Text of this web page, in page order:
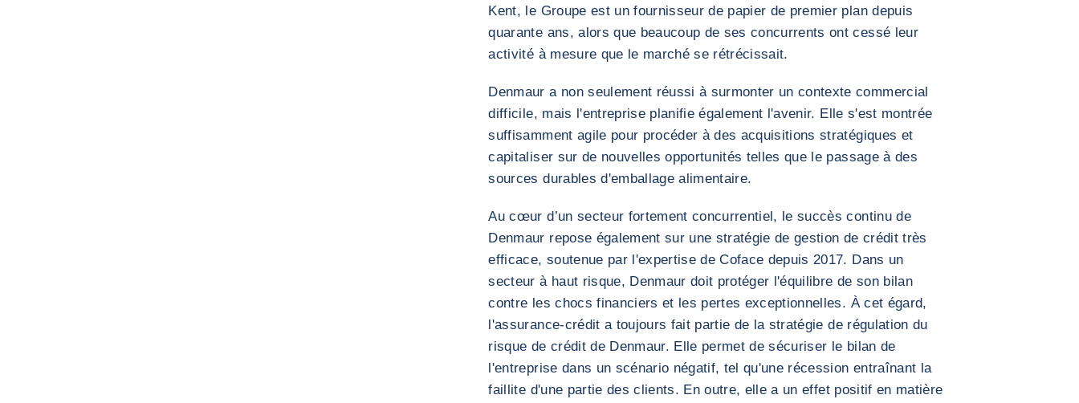
Kent, le Groupe est un fournisseur de papier de premier plan depuis
quarante ans, alors que beaucoup de ses concurrents ont cessé leur
activité à mesure que le marché se rétrécissait.
Denmaur a non seulement réussi à surmonter un contexte commercial
difficile, mais l'entreprise planifie également l'avenir. Elle s'est montrée
suffisamment agile pour procéder à des acquisitions stratégiques et
capitaliser sur de nouvelles opportunités telles que le passage à des
sources durables d'emballage alimentaire.
Au cœur d’un secteur fortement concurrentiel, le succès continu de
Denmaur repose également sur une stratégie de gestion de crédit très
efficace, soutenue par l'expertise de Coface depuis 2017. Dans un
secteur à haut risque, Denmaur doit protéger l'équilibre de son bilan
contre les chocs financiers et les pertes exceptionnelles. À cet égard,
l'assurance-crédit a toujours fait partie de la stratégie de régulation du
risque de crédit de Denmaur. Elle permet de sécuriser le bilan de
l'entreprise dans un scénario négatif, tel qu'une récession entraînant la
faillite d'une partie des clients. En outre, elle a un effet positif en matière